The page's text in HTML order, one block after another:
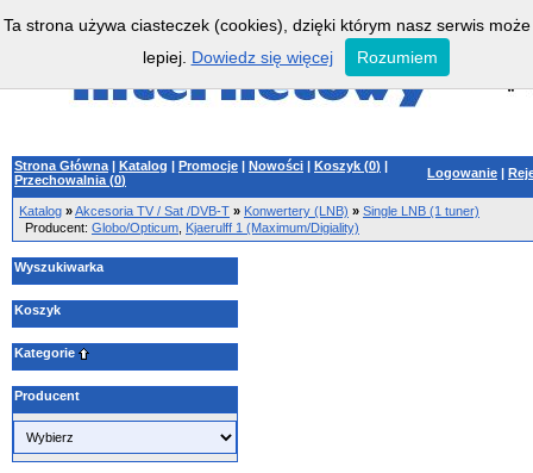
Strona Główna | Katalog | Promocje | Nowości | Koszyk (0) |
Przechowalnia (0) Logowanie |
Katalog »Akcesoria TV / Sat /DVB-T » Konwertery (LNB) » Single LNB (1 tuner)
Producent: Globo/Opticum Kjaerulff 1 (Maximum/Digiality)
Wyszukiwarka
Koszyk
Kategorie
Producent
Ta strona używa ciasteczek (cookies), dzięki którym nasz serwis może
lepiej. Dowiedz się więcej Rozumiem